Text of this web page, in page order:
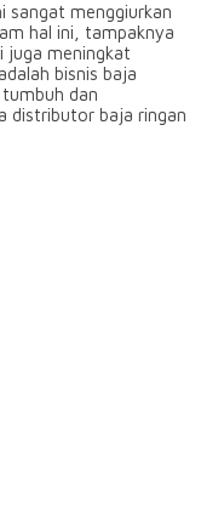
sangat menggiurkan
hal ini, tampaknya
juga meningkat
bisnis baja
dan
distributor baja ringan